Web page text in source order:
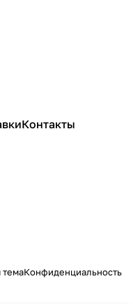
Контакты
темаКонфиденциальность